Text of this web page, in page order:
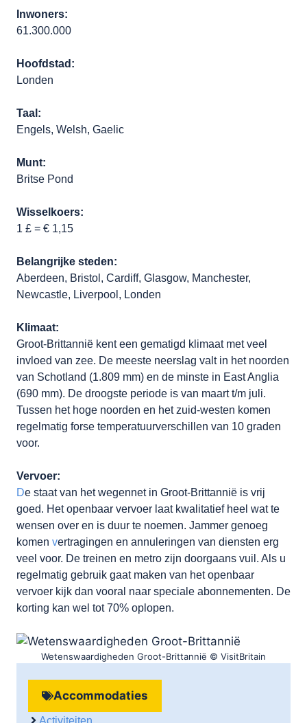
Inwoners:
61.300.000
Hoofdstad:
Londen
Taal:
Engels, Welsh, Gaelic
Munt:
Britse Pond
Wisselkoers:
1 £ = € 1,15
Belangrijke steden:
Aberdeen, Bristol, Cardiff, Glasgow, Manchester,
Newcastle, Liverpool, Londen
Klimaat:
Groot-Brittannië kent een gematigd klimaat met veel
invloed van zee. De meeste neerslag valt in het noorden
van Schotland (1.809 mm) en de minste in East Anglia
(690 mm). De droogste periode is van maart t/m juli.
Tussen het hoge noorden en het zuid-westen komen
regelmatig forse temperatuurverschillen van 10 graden
voor.
Vervoer:
De staat van het wegennet in Groot-Brittannië is vrij
goed. Het openbaar vervoer laat kwalitatief heel wat te
wensen over en is duur te noemen. Jammer genoeg
komen vertragingen en annuleringen van diensten erg
veel voor. De treinen en metro zijn doorgaans vuil. Als u
regelmatig gebruik gaat maken van het openbaar
vervoer kijk dan vooral naar speciale abonnementen. De
korting kan wel tot 70% oplopen.
Wetenswaardigheden Groot-Brittannië © VisitBritain
Accommodaties
Activiteiten